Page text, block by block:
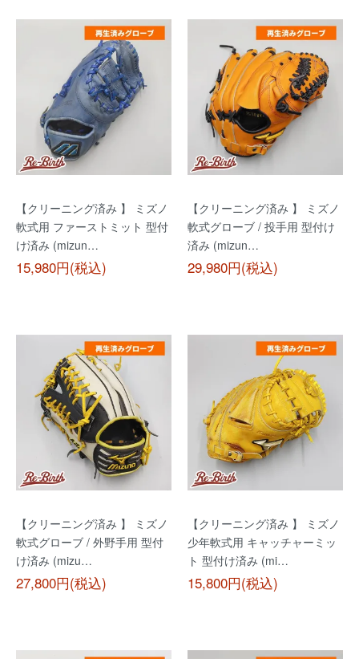
【クリーニング済み 】 ミズノ
軟式用 ファーストミット 型付
け済み (mizun…
15,980円(税込)
【クリーニング済み 】 ミズノ
軟式グローブ / 投手用 型付け
済み (mizun…
29,980円(税込)
【クリーニング済み 】 ミズノ
軟式グローブ / 外野手用 型付
け済み (mizu…
27,800円(税込)
【クリーニング済み 】 ミズノ
少年軟式用 キャッチャーミッ
ト 型付け済み (mi…
15,800円(税込)